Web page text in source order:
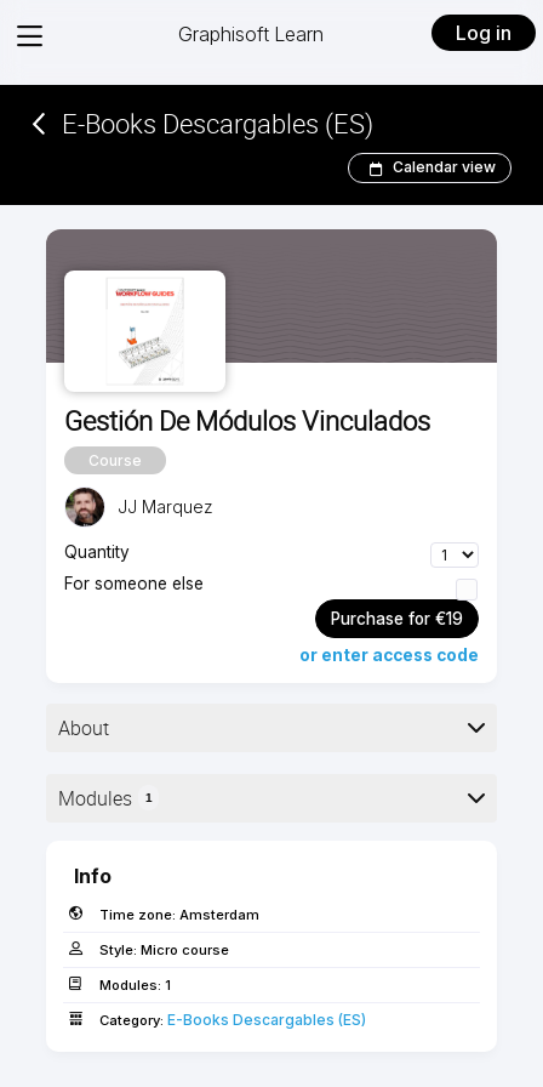
View
Graphisoft Learn Log in
E-Books Descargables (ES)
Calendar view
Gestión De Módulos Vinculados
Course
JJ Marquez
Quantity
For someone else
Purchase for €19
or enter access code
About
▶︎ Format: PDF
partes grandes, repetitivas o especiales del
modelo BIM en forma de módulos vinculados.
Descripción
Tabla de Contenido
Modules 1
Info
Time zone: Amsterdam
Style: Micro course
Modules: 1
Category: E-Books Descargables (ES)